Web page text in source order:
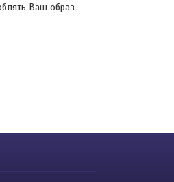
Ваш образ